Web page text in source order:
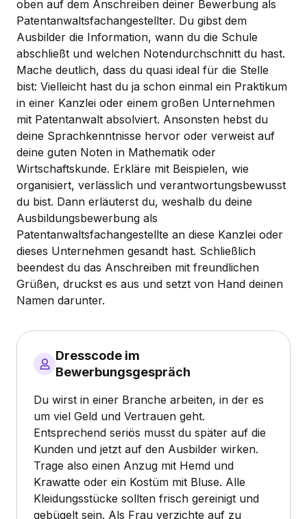
oben auf dem Anschreiben deiner Bewerbung als
Patentanwaltsfachangestellter. Du gibst dem
Ausbilder die Information, wann du die Schule
abschließt und welchen Notendurchschnitt du hast.
Mache deutlich, dass du quasi ideal für die Stelle
bist: Vielleicht hast du ja schon einmal ein Praktikum
in einer Kanzlei oder einem großen Unternehmen
mit Patentanwalt absolviert. Ansonsten hebst du
deine Sprachkenntnisse hervor oder verweist auf
deine guten Noten in Mathematik oder
Wirtschaftskunde. Erkläre mit Beispielen, wie
organisiert, verlässlich und verantwortungsbewusst
du bist. Dann erläuterst du, weshalb du deine
Ausbildungsbewerbung als
Patentanwaltsfachangestellte an diese Kanzlei oder
dieses Unternehmen gesandt hast. Schließlich
beendest du das Anschreiben mit freundlichen
Grüßen, druckst es aus und setzt von Hand deinen
Namen darunter.
Dresscode im
Bewerbungsgespräch
Du wirst in einer Branche arbeiten, in der es
um viel Geld und Vertrauen geht.
Entsprechend seriös musst du später auf die
Kunden und jetzt auf den Ausbilder wirken.
Trage also einen Anzug mit Hemd und
Krawatte oder ein Kostüm mit Bluse. Alle
Kleidungsstücke sollten frisch gereinigt und
gebügelt sein. Als Frau verzichte auf zu